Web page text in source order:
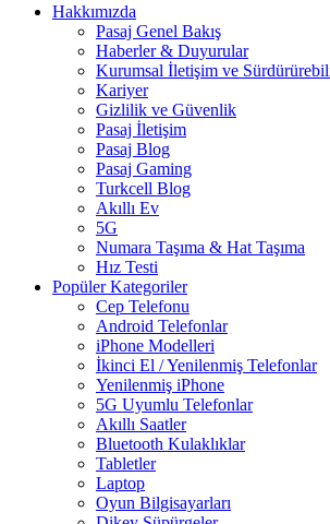
Hakkımızda
Pasaj Genel Bakış
Haberler & Duyurular
Kurumsal İletişim ve
Kariyer
Gizlilik ve Güvenlik
Pasaj İletişim
Pasaj Blog
Pasaj Gaming
Turkcell Blog
Akıllı Ev
5G
Numara Taşıma & Hat Taşıma
Hız Testi
Popüler Kategoriler
Cep Telefonu
Android Telefonlar
iPhone Modelleri
İkinci El / Yenilenmiş Telefonlar
Yenilenmiş iPhone
5G Uyumlu Telefonlar
Akıllı Saatler
Bluetooth Kulaklıklar
Tabletler
Laptop
Oyun Bilgisayarları